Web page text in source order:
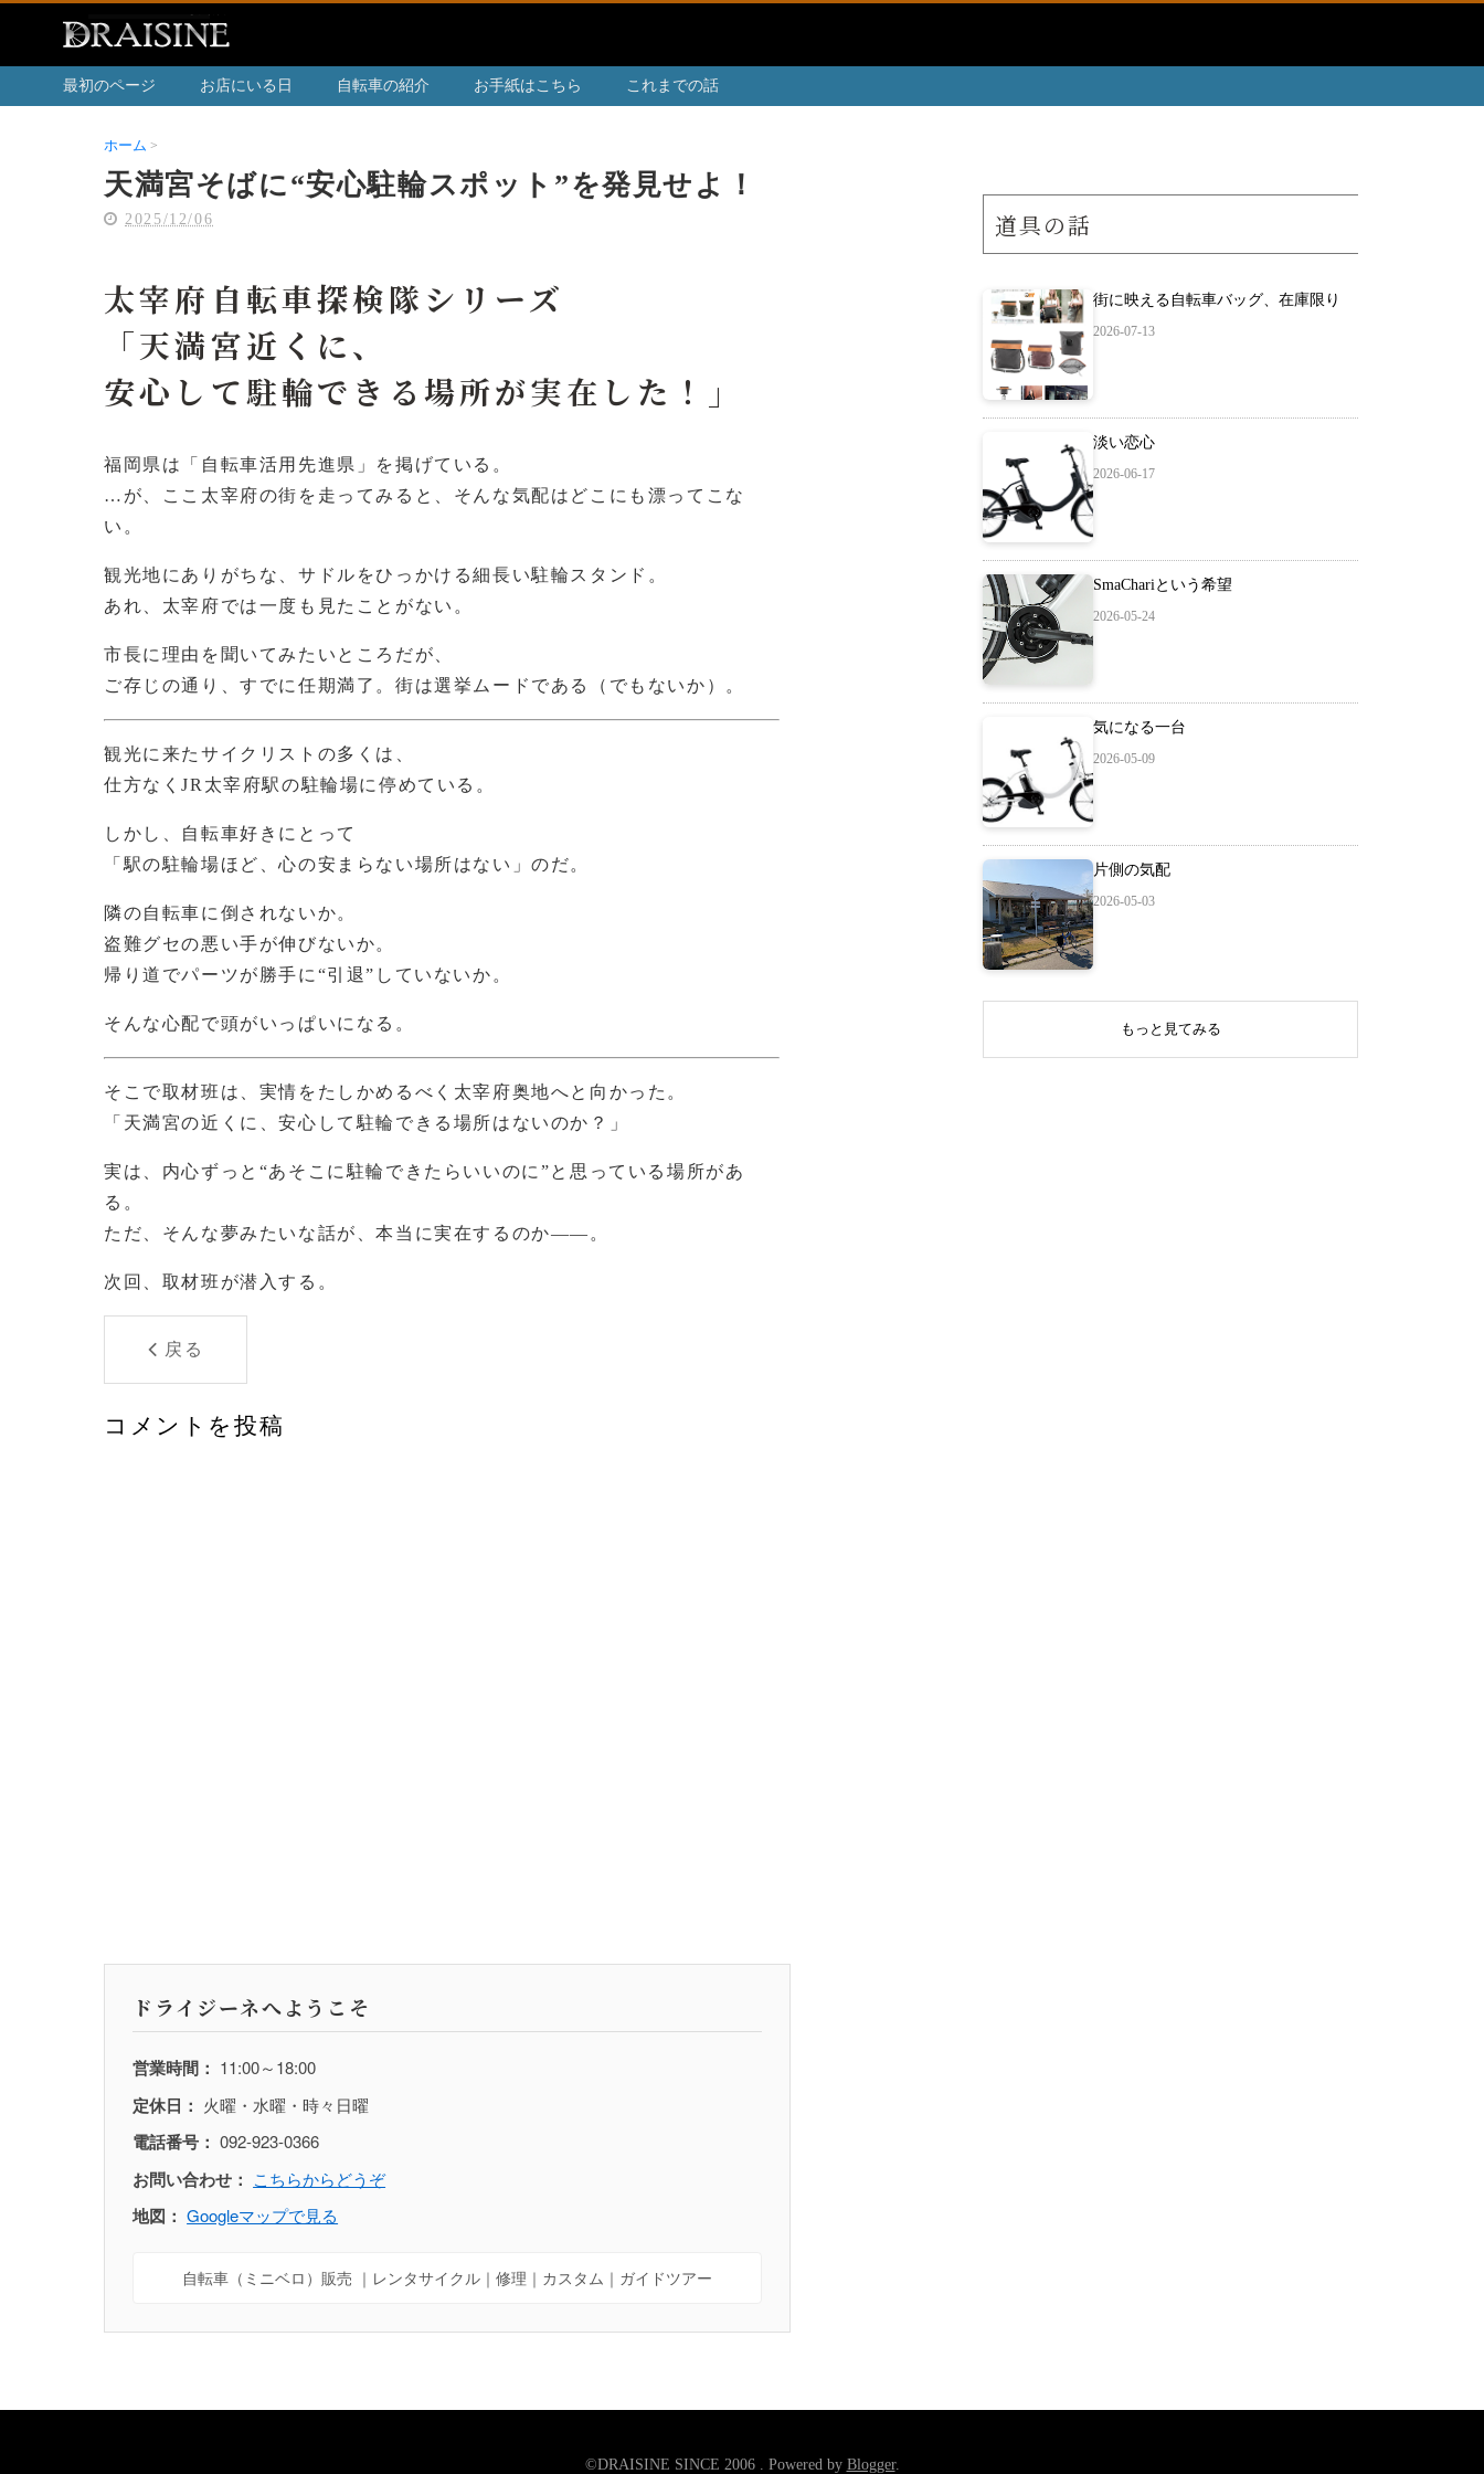
最初のページ お店にいる日 自転車の紹介 お手紙はこちら これまでの話
ホーム
天満宮そばに“安心駐輪スポット”を発見せよ！
2025/12/06
太宰府自転車探検隊シリーズ
「天満宮近くに、
安心して駐輪できる場所が実在した！」
福岡県は「自転車活用先進県」を掲げている。
…が、ここ太宰府の街を走ってみると、そんな気配はどこにも漂ってこな
い。
観光地にありがちな、サドルをひっかける細長い駐輪スタンド。
あれ、太宰府では一度も見たことがない。
市長に理由を聞いてみたいところだが、
ご存じの通り、すでに任期満了。街は選挙ムードである（でもないか）。
観光に来たサイクリストの多くは、
仕方なくJR太宰府駅の駐輪場に停めている。
しかし、自転車好きにとって
「駅の駐輪場ほど、心の安まらない場所はない」のだ。
隣の自転車に倒されないか。
盗難グセの悪い手が伸びないか。
帰り道でパーツが勝手に“引退”していないか。
そんな心配で頭がいっぱいになる。
そこで取材班は、実情をたしかめるべく太宰府奥地へと向かった。
「天満宮の近くに、安心して駐輪できる場所はないのか？」
実は、内心ずっと“あそこに駐輪できたらいいのに”と思っている場所があ
る。
ただ、そんな夢みたいな話が、本当に実在するのか――。
次回、取材班が潜入する。
戻る
コメントを投稿
ドライジーネへようこそ
営業時間： 11:00～18:00
定休日： 火曜・水曜・時々日曜
電話番号： 092-923-0366
お問い合わせ： こちらからどうぞ
地図： Googleマップで見る
自転車（ミニベロ）販売 ｜レンタサイクル｜修理｜カスタム｜ガイドツアー
道具の話
街に映える自転車バッグ、在庫限り
2026-07-13
淡い恋心
2026-06-17
SmaChariという希望
2026-05-24
気になる一台
2026-05-09
片側の気配
2026-05-03
もっと見てみる
©DRAISINE SINCE 2006 . Powered by Blogger.